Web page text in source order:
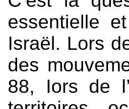
essentielle
Israël. Lors
des
88, Iors de